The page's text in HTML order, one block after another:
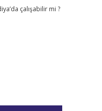
çalışabilir mi ?